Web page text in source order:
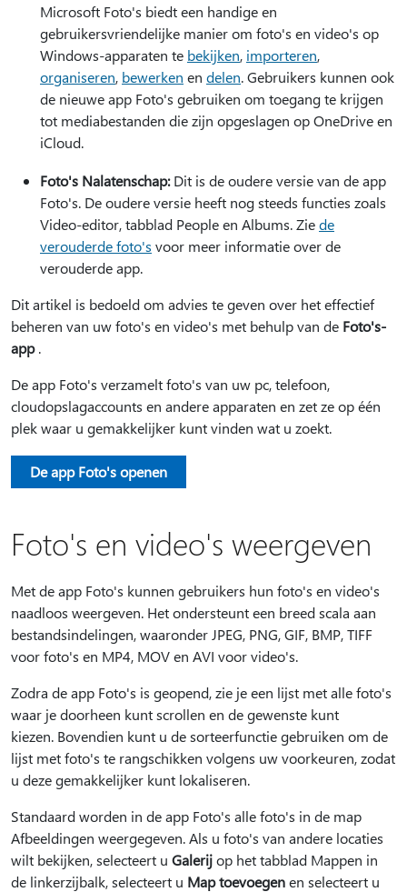
Microsoft Foto's biedt een handige en
gebruikersvriendelijke manier om foto's en video's op
Windows-apparaten te bekijken, importeren,
organiseren, bewerken en delen. Gebruikers kunnen ook
de nieuwe app Foto's gebruiken om toegang te krijgen
tot mediabestanden die zijn opgeslagen op OneDriveen
iCloud.
Foto's Nalatenschap:Dit is de oudere versie van de app
Foto's. De oudere versie heeft nog steeds functies zoals
Video-editor, tabblad People en Albums. Ziede
verouderde foto's voor meer informatie over de
verouderde app.
Dit artikel is bedoeld om advies te geven over het effectief
beheren van uw foto's en video's met behulp van de Foto's-
app.
De app Foto's verzamelt foto's van uw pc, telefoon,
cloudopslagaccounts en andere apparaten en zet ze op één
plek waar u gemakkelijker kunt vinden wat u zoekt.
De app Foto's openen
Foto's en video's weergeven
Met de app Foto's kunnen gebruikers hun foto's en video's
naadloos weergeven. Het ondersteunt een breed scala aan
bestandsindelingen, waaronder JPEG, PNG, GIF, BMP, TIFF
voor foto's en MP4, MOV en AVI voor video's.
Zodra de app Foto's is geopend, zie je een lijst met alle foto's
waar je doorheen kunt scrollen en de gewenste kunt
kiezen. Bovendien kunt u de sorteerfunctie gebruiken om de
lijst met foto's te rangschikken volgens uw voorkeuren, zodat
u deze gemakkelijker kunt lokaliseren.
Standaard worden in de app Foto's alle foto's in de map
Afbeeldingen weergegeven. Als u foto's van andere locaties
wilt bekijken, selecteert u Galerijop het tabblad Mappen in
de linkerzijbalk, selecteert u Map toevoegenen selecteert u